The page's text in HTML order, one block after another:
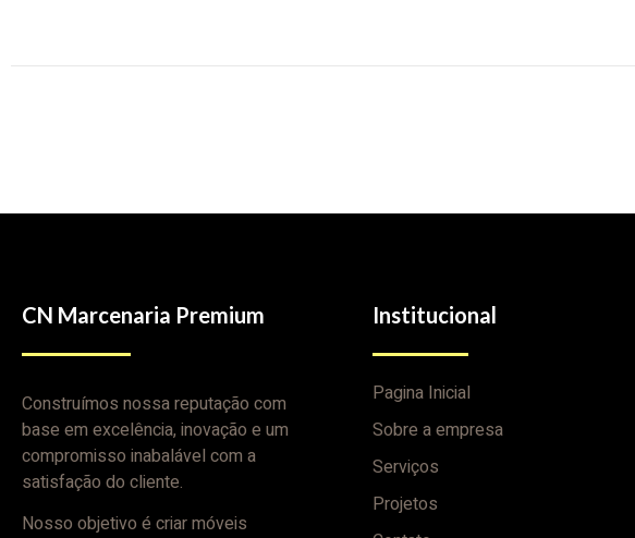
CN Marcenaria Premium
Construímos nossa reputação com
base em excelência, inovação e um
compromisso inabalável com a
satisfação do cliente.
Nosso objetivo é criar móveis
Institucional
Pagina Inicial
Sobre a empresa
Serviços
Projetos